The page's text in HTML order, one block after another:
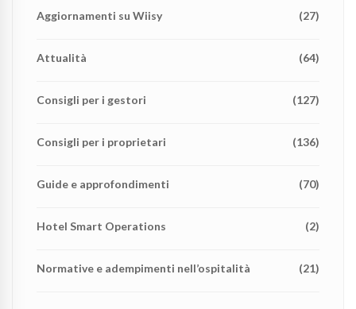
Aggiornamenti su Wiisy (27)
Attualità (64)
Consigli per i gestori (127)
Consigli per i proprietari (136)
Guide e approfondimenti (70)
Hotel Smart Operations (2)
Normative e adempimenti nell’ospitalità (21)